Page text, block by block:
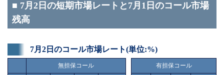
■ 7月2日の短期市場レートと7月1日のコール市場
残高
7月2日のコール市場レート(単位:%)
無担保コール 有担保コール